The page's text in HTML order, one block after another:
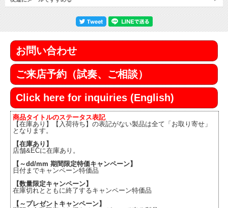
お問い合わせ
ご来店予約（試奏、ご相談）
Click here for inquiries (English)
商品タイトルのステータス表記
【在庫あり】【入荷待ち】の表記がない製品は全て「お取り寄せ」
となります。
【在庫あり】
店舗&ECに在庫あり。
【～dd/mm 期間限定特価キャンペーン】
日付までキャンペーン特価品
【数量限定キャンペーン】
在庫切れとともに終了するキャンペーン特価品
【～プレゼントキャンペーン】